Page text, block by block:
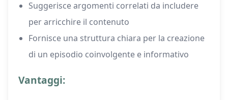
Suggerisce argomenti correlati da includere
per arricchire il contenuto
Fornisce una struttura chiara per la creazione
di un episodio coinvolgente e informativo
Vantaggi: